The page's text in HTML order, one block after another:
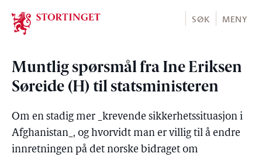
Stortinget.no
SØK MENY
Muntlig spørsmål fra Ine Eriksen
Søreide (H) til statsministeren
Om en stadig mer _krevende sikkerhetssituasjon i
Afghanistan_, og hvorvidt man er villig til å endre
innretningen på det norske bidraget om